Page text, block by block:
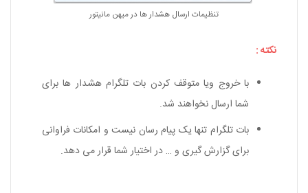
تنظیمات ارسال هشدار ها درمیهن مانیتور
نکته :
با خروج ویا متوقف کردن بات تلگرام هشدار ها برای
شما ارسال نخواهند شد.
بات تلگرام تنها یک پیام رسان نیست و امکانات فراوانی
برای گزارش گیری و … در اختیار شما قرار می دهد.